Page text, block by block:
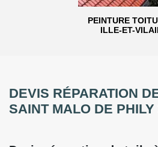
PEINTURE
ILLE-ET-
DEVIS RÉPARATION
SAINT MALO DE PHILY